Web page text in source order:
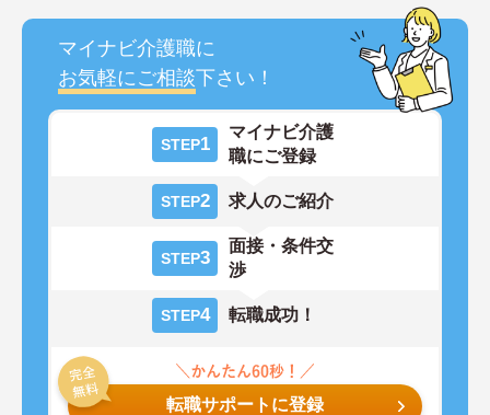
マイナビ介護職に
お気軽にご相談下さい！
STEP1
マイナビ介護
職にご登録
STEP2 求人のご紹介
STEP3
面接・条件交
渉
STEP4 転職成功！
転職サポートに登録